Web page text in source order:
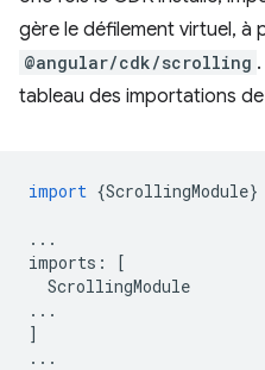
gère le défilement virtuel, à
@angular/cdk/scrolling
tableau des importations
import {ScrollingModule}
...
imports :
[
ScrollingModule
...
]
...